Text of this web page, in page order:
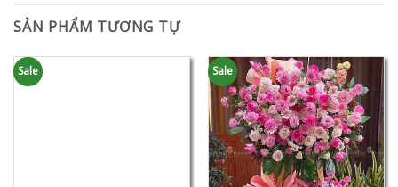
SẢN PHẨM TƯƠNG TỰ
Sale Sale